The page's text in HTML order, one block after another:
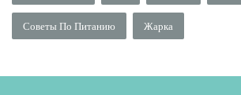
Советы По Питанию Жарка